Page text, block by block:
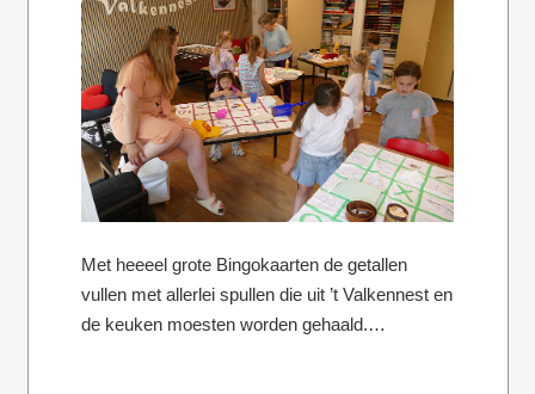
Met heeeel grote Bingokaarten de getallen
vullen met allerlei spullen die uit ’t Valkennest en
de keuken moesten worden gehaald.…